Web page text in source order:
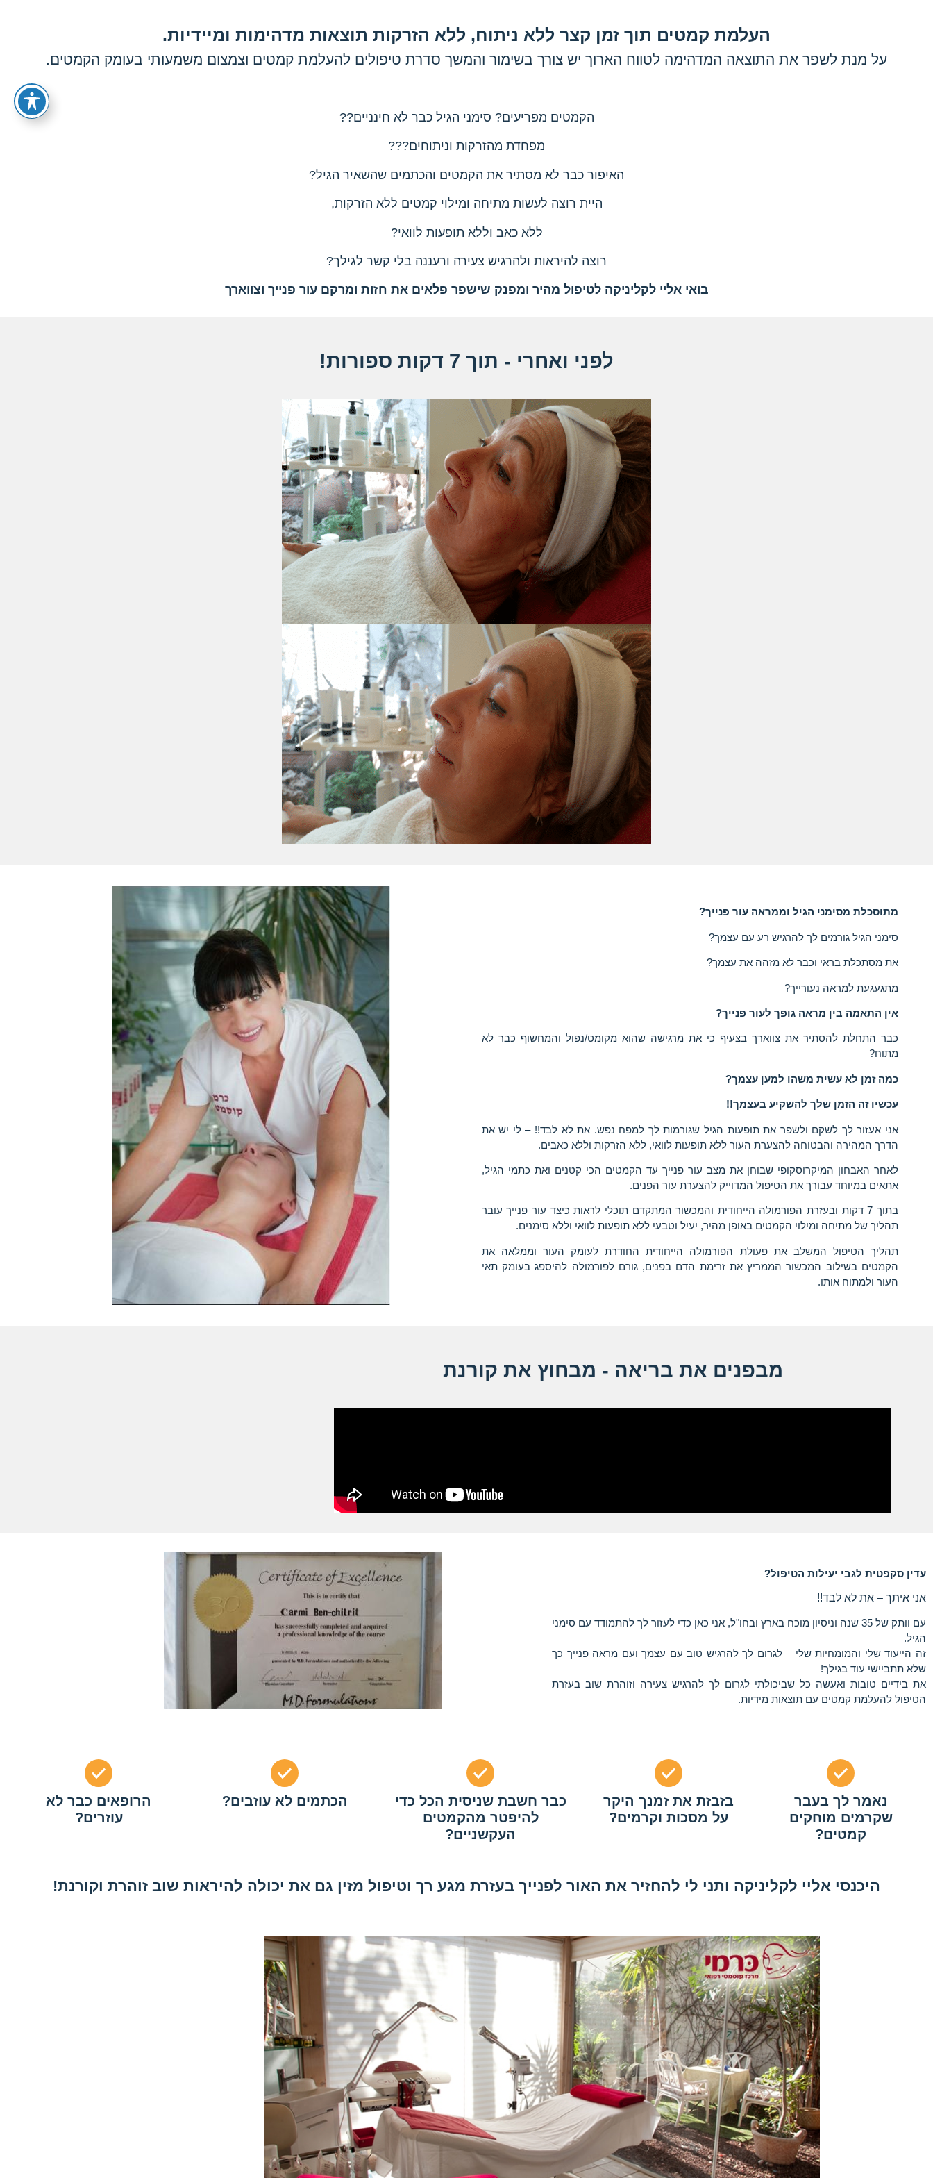
העלמת קמטים תוך זמן קצר ללא ניתוח, ללא הזרקות תוצאות מדהימות ומיידיות.
על מנת לשפר את התוצאה המדהימה לטווח הארוך יש צורך בשימור והמשך סדרת טיפולים להעלמת קמטים וצמצום משמעותי בעומק הקמטים.
הקמטים מפריעים? סימני הגיל כבר לא חינניים??
מפחדת מהזרקות וניתוחים???
האיפור כבר לא מסתיר את הקמטים והכתמים שהשאיר הגיל?
היית רוצה לעשות מתיחה ומילוי קמטים ללא הזרקות,
ללא כאב וללא תופעות לוואי?
רוצה להיראות ולהרגיש צעירה ורעננה בלי קשר לגילך?
בואי אליי לקליניקה לטיפול מהיר ומפנק שישפר פלאים את חזות ומרקם עור פנייך וצווארך
לפני ואחרי - תוך 7 דקות ספורות!
מתוסכלת מסימני הגיל וממראה עור פנייך?
סימני הגיל גורמים לך להרגיש רע עם עצמך?
את מסתכלת בראי וכבר לא מזהה את עצמך?
מתגעגעת למראה נעורייך?
אין התאמה בין מראה גופך לעור פנייך?
כבר התחלת להסתיר את צווארך בצעיף כי את מרגישה שהוא מקומט/נפול והמחשוף כבר לא
מתוח?
כמה זמן לא עשית משהו למען עצמך?
עכשיו זה הזמן שלך להשקיע בעצמך!!
אני אעזור לך לשקם ולשפר את תופעות הגיל שגורמות לך למפח נפש. את לא לבד!! – לי יש את
הדרך המהירה והבטוחה להצערת העור ללא תופעות לוואי, ללא הזרקות וללא כאבים.
לאחר האבחון המיקרוסקופי שבוחן את מצב עור פנייך עד הקמטים הכי קטנים ואת כתמי הגיל,
אתאים במיוחד עבורך את הטיפול המדוייק להצערת עור הפנים.
בתוך 7 דקות ובעזרת הפורמולה הייחודית והמכשור המתקדם תוכלי לראות כיצד עור פנייך עובר
תהליך של מתיחה ומילוי הקמטים באופן מהיר, יעיל וטבעי ללא תופעות לוואי וללא סימנים.
תהליך הטיפול המשלב את פעולת הפורמולה הייחודית החודרת לעומק העור וממלאה את
הקמטים בשילוב המכשור הממריץ את זרימת הדם בפנים, גורם לפורמולה להיספג בעומק תאי
העור ולמתוח אותו.
מבפנים את בריאה - מבחוץ את קורנת
עדין סקפטית לגבי יעילות הטיפול?
אני איתך – את לא לבד!!
עם וותק של 35 שנה וניסיון מוכח בארץ ובחו"ל, אני כאן כדי לעזור לך להתמודד עם סימני
הגיל.
זה הייעוד שלי והמומחיות שלי – לגרום לך להרגיש טוב עם עצמך ועם מראה פנייך כך
שלא תתביישי עוד בגילך!
את בידיים טובות ואעשה כל שביכולתי לגרום לך להרגיש צעירה וזוהרת שוב בעזרת
הטיפול להעלמת קמטים עם תוצאות מידיות.
נאמר לך בעבר
שקרמים מוחקים
קמטים?
בזבזת את זמנך היקר
על מסכות וקרמים?
כבר חשבת שניסית הכל כדי
להיפטר מהקמטים
העקשניים?
הכתמים לא עוזבים?
הרופאים כבר לא
עוזרים?
היכנסי אליי לקליניקה ותני לי להחזיר את האור לפנייך בעזרת מגע רך וטיפול מזין גם את יכולה להיראות שוב זוהרת וקורנת!